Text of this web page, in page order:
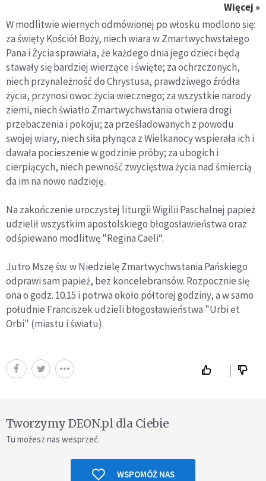
Więcej »
W modlitwie wiernych odmówionej po włosku modlono się:
za święty Kościół Boży, niech wiara w Zmartwychwstałego
Pana i Życia sprawiała, że każdego dnia jego dzieci będą
stawały się bardziej wierzące i święte; za ochrzczonych,
niech przynależność do Chrystusa, prawdziwego źródła
życia, przynosi owoc życia wiecznego; za wszystkie narody
ziemi, niech światło Zmartwychwstania otwiera drogi
przebaczenia i pokoju; za prześladowanych z powodu
swojej wiary, niech siła płynąca z Wielkanocy wspierała ich i
dawała pocieszenie w godzinie próby; za ubogich i
cierpiących, niech pewność zwycięstwa życia nad śmiercią
da im na nowo nadzieję.
Na zakończenie uroczystej liturgii Wigilii Paschalnej papież
udzielił wszystkim apostolskiego błogosławieństwa oraz
odśpiewano modlitwę "Regina Caeli“.
Jutro Mszę św. w Niedzielę Zmartwychwstania Pańskiego
odprawi sam papież, bez koncelebransów. Rozpocznie się
ona o godz. 10.15 i potrwa około półtorej godziny, a w samo
południe Franciszek udzieli błogosławieństwa "Urbi et
Orbi" (miastu i światu).
Tworzymy DEON.pl dla Ciebie
Tu możesz nas wesprzeć.
WSPOMÓŻ NAS